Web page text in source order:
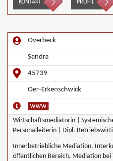
KONTAKT PROFIL
Overbeck
Sandra
45739
Oer-Erkenschwick
Wirtschaftsmediatorin |
Personalleiterin | Dipl.
Innerbetriebliche Mediation,
öffentlichen Bereich, Mediation bei